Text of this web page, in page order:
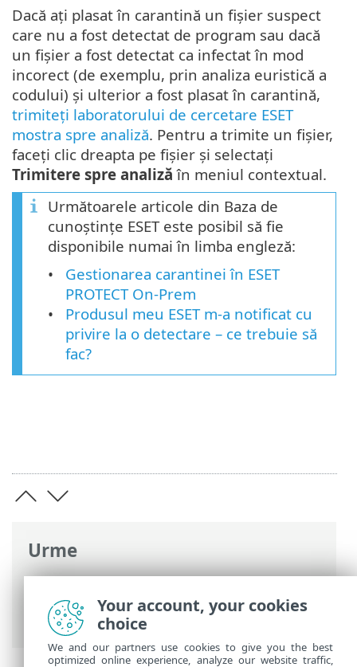
Urme
Ajutor online ESET>ESET Endpoint
Security >Utilizarea ESET Endpoint
Security >Instrumente > Carantină
Dacă ați plasat în carantină un fișier suspect
care nu a fost detectat de program sau dacă
un fișier a fost detectat ca infectat în mod
incorect (de exemplu, prin analiza euristică a
codului) și ulterior a fost plasat în carantină,
trimiteți laboratorului de cercetare ESET
mostra spre analiză. Pentru a trimite un fișier,
faceți clic dreapta pe fișier și selectați
Trimitere spre analiză în meniul contextual.
Următoarele articole din Baza de
cunoștințe ESET este posibil să fie
disponibile numai în limba engleză:
Gestionarea carantinei în ESET
PROTECT On-Prem
Produsul meu ESET m-a notificat cu
privire la o detectare – ce trebuie să
fac?
Your account, your cookies
choice
We and our partners use cookies to give you the best
optimized online experience, analyze our website traffic,